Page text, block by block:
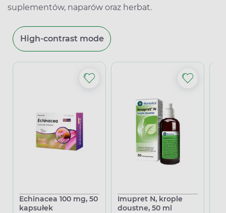
suplementów, naparów oraz herbat.
High-contrast mode
Echinacea 100 mg, 50
kapsułek
Imupret N, krople
doustne, 50 ml